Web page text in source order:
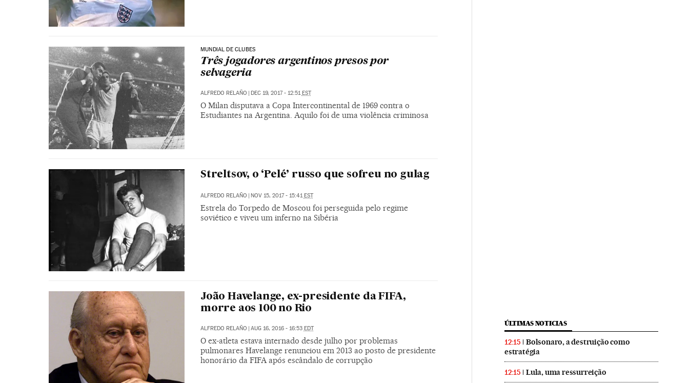
MUNDIAL DE CLUBES
Três jogadores argentinos presos por
selvageria
ALFREDO RELAÑO DEC 19, 2017 - 12:51 EST
O Milan disputava a Copa Intercontinental de 1969 contra o
Estudiantes na Argentina. Aquilo foi de uma violência criminosa
Streltsov, o ‘Pelé’ russo que sofreu no gulag
ALFREDO RELAÑO | NOV 15, 2017 - 15:41 EST
Estrela do Torpedo de Moscou foi perseguida pelo regime
soviético e viveu um inferno na Sibéria
João Havelange, ex-presidente da FIFA,
morre aos 100 no Rio
ALFREDO RELAÑO | AUG 16, 2016 - 16:53 EDT
O ex-atleta estava internado desde julho por problemas
pulmonares Havelange renunciou em 2013 ao posto de presidente
honorário da FIFA após escândalo de corrupção
ÚLTIMAS NOTICIAS
12:15
Bolsonaro, a destruição como
estratégia
12:15 Lula, uma ressurreição